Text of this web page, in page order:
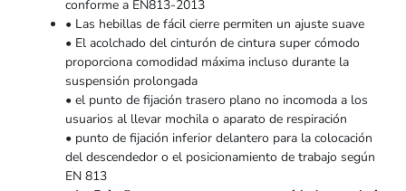
conforme a EN813-2013
• Las hebillas de fácil cierre permiten un ajuste suave
• El acolchado del cinturón de cintura super cómodo
proporciona comodidad máxima incluso durante la
suspensión prolongada
• el punto de fijación trasero plano no incomoda a los
usuarios al llevar mochila o aparato de respiración
• punto de fijación inferior delantero para la colocación
del descendedor o el posicionamiento de trabajo según
EN 813